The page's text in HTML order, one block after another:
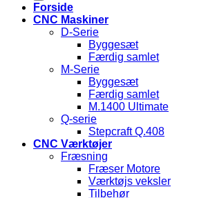
Forside
CNC Maskiner
D-Serie
Byggesæt
Færdig samlet
M-Serie
Byggesæt
Færdig samlet
M.1400 Ultimate
Q-serie
Stepcraft Q.408
CNC Værktøjer
Fræsning
Fræser Motore
Værktøjs veksler
Tilbehør